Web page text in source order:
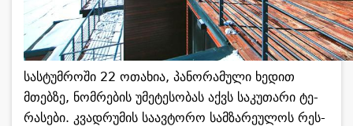
სას­ტუმ­რო­ში 22 ოთა­ხია, პა­ნო­რა­მუ­ლი ხე­დით
მთებ­ზე, ნომ­რე­ბის უმე­ტე­სო­ბას აქვს სა­კუ­თა­რი ტე­
რა­სე­ბი. კვად­რუ­მის სა­ავ­ტო­რო სამ­ზა­რე­უ­ლოს რეს­